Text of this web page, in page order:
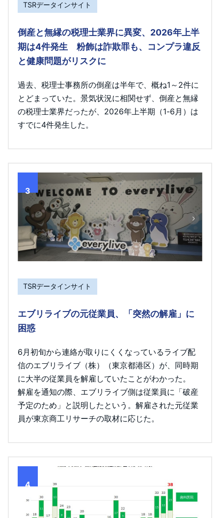
TSRデータインサイト
倒産と無縁の税理士業界に異変、2026年上半
期は4件発生 粉飾は詐欺罪も、コンプラ違反
と健康問題がリスクに
過去、税理士事務所の倒産は半年で、概ね1～2件に
とどまっていた。景気状況に相関せず、倒産と無縁
の税理士業界だったが、2026年上半期（1-6月）は
すでに4件発生した。
3
TSRデータインサイト
エブリライブの元従業員、「突然の解雇」に
困惑
6月初旬から連絡が取りにくくなっているライブ配
信のエブリライブ（株）（東京都港区）が、同時期
に大半の従業員を解雇していたことがわかった。
解雇を通知の際、エブリライブ側は従業員に「破産
予定のため」と説明したという。解雇された元従業
員が東京商工リサーチの取材に応じた。
4